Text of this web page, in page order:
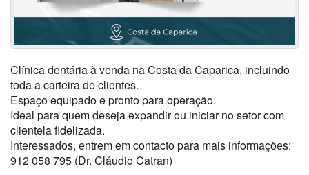
Clínica dentária à venda na Costa da Caparica, incluindo
toda a carteira de clientes.
Espaço equipado e pronto para operação.
Ideal para quem deseja expandir ou iniciar no setor com
clientela fidelizada.
Interessados, entrem em contacto para mais informações:
912 058 795 (Dr. Cláudio Catran)